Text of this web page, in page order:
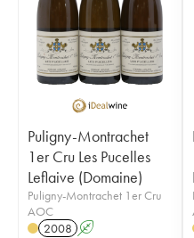
Puligny-Montrachet
1er Cru Les Pucelles
Leflaive (Domaine)
Puligny-Montrachet 1er Cru
AOC
2008 A